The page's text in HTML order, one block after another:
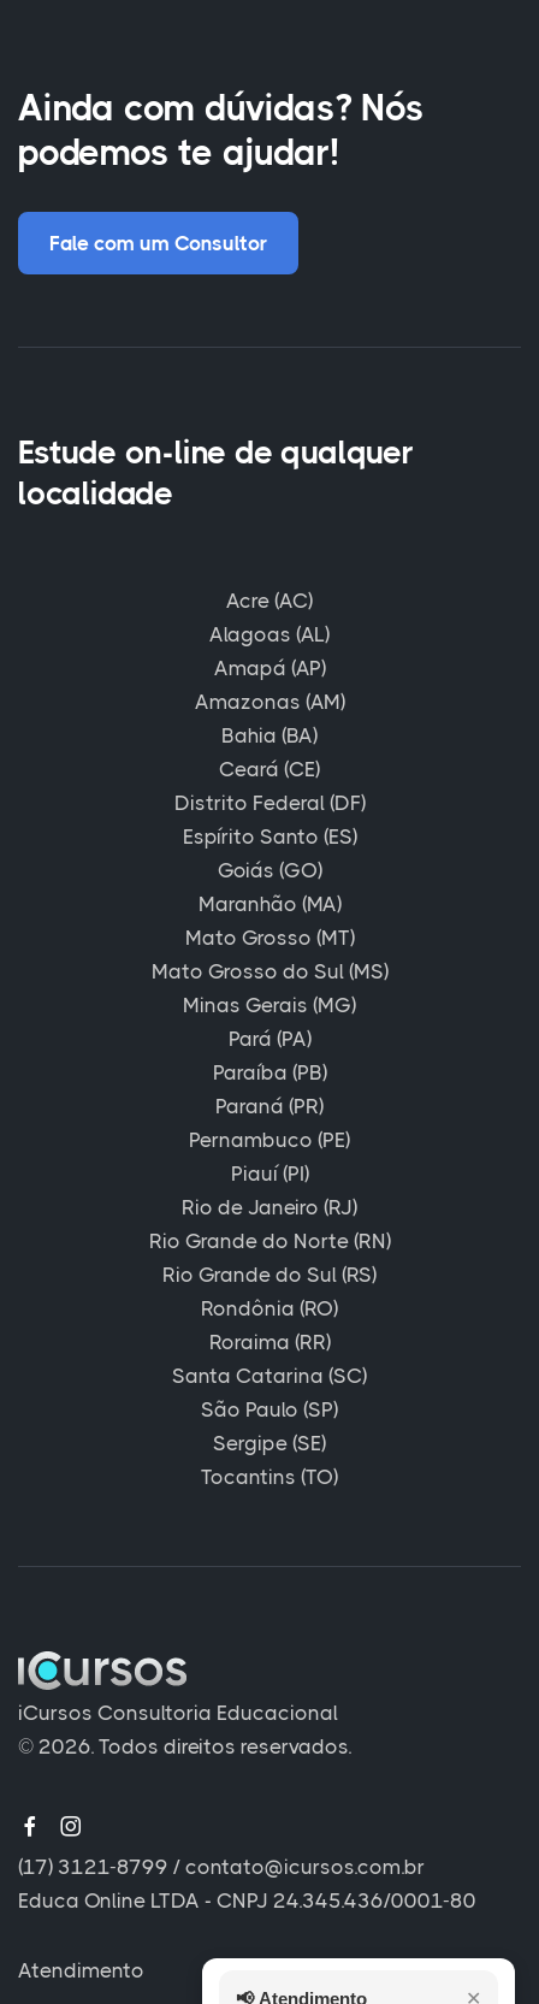
Ainda com dúvidas? Nós
podemos te ajudar!
Fale com um Consultor
Estude on-line de qualquer
localidade
Acre (AC)
Alagoas (AL)
Amapá (AP)
Amazonas (AM)
Bahia (BA)
Ceará (CE)
Distrito Federal (DF)
Espírito Santo (ES)
Goiás (GO)
Maranhão (MA)
Mato Grosso (MT)
Mato Grosso do Sul (MS)
Minas Gerais (MG)
Pará (PA)
Paraíba (PB)
Paraná (PR)
Pernambuco (PE)
Piauí (PI)
Rio de Janeiro (RJ)
Rio Grande do Norte (RN)
Rio Grande do Sul (RS)
Rondônia (RO)
Roraima (RR)
Santa Catarina (SC)
São Paulo (SP)
Sergipe (SE)
Tocantins (TO)
iCursos Consultoria Educacional
© 2026. Todos direitos reservados.
(17) 3121-8799 / contato@icursos.com.br
Educa Online LTDA - CNPJ 24.345.436/0001-80
Atendimento
📢 Atendimento ✕